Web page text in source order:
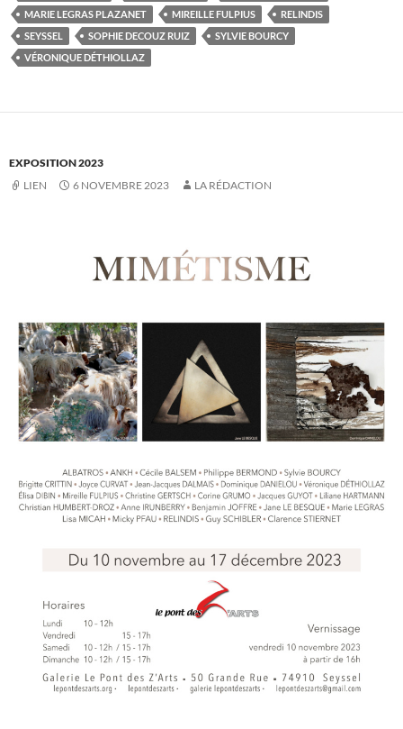
MARIE LEGRAS PLAZANET
MIREILLE FULPIUS
RELINDIS
SEYSSEL
SOPHIE DECOUZ RUIZ
SYLVIE BOURCY
VÉRONIQUE DÉTHIOLLAZ
EXPOSITION 2023
LIEN
6 NOVEMBRE 2023 LA RÉDACTION